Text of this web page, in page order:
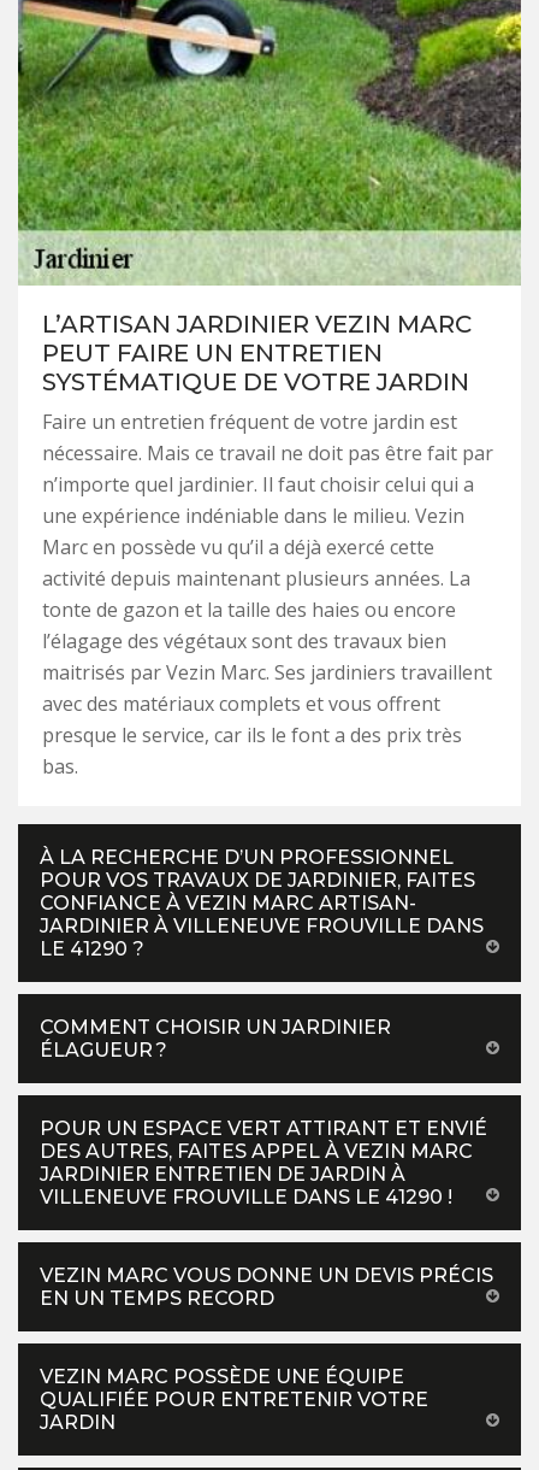
L’ARTISAN JARDINIER VEZIN MARC
PEUT FAIRE UN ENTRETIEN
SYSTÉMATIQUE DE VOTRE JARDIN
Faire un entretien fréquent de votre jardin est
nécessaire. Mais ce travail ne doit pas être fait par
n’importe quel jardinier. Il faut choisir celui qui a
une expérience indéniable dans le milieu. Vezin
Marc en possède vu qu’il a déjà exercé cette
activité depuis maintenant plusieurs années. La
tonte de gazon et la taille des haies ou encore
l’élagage des végétaux sont des travaux bien
maitrisés par Vezin Marc. Ses jardiniers travaillent
avec des matériaux complets et vous offrent
presque le service, car ils le font a des prix très
bas.
À LA RECHERCHE D’UN PROFESSIONNEL
POUR VOS TRAVAUX DE JARDINIER, FAITES
CONFIANCE À VEZIN MARC ARTISAN-
JARDINIER À VILLENEUVE FROUVILLE DANS
LE 41290 ?
COMMENT CHOISIR UN JARDINIER
ÉLAGUEUR ?
POUR UN ESPACE VERT ATTIRANT ET ENVIÉ
DES AUTRES, FAITES APPEL À VEZIN MARC
JARDINIER ENTRETIEN DE JARDIN À
VILLENEUVE FROUVILLE DANS LE 41290 !
VEZIN MARC VOUS DONNE UN DEVIS PRÉCIS
EN UN TEMPS RECORD
VEZIN MARC POSSÈDE UNE ÉQUIPE
QUALIFIÉE POUR ENTRETENIR VOTRE
JARDIN